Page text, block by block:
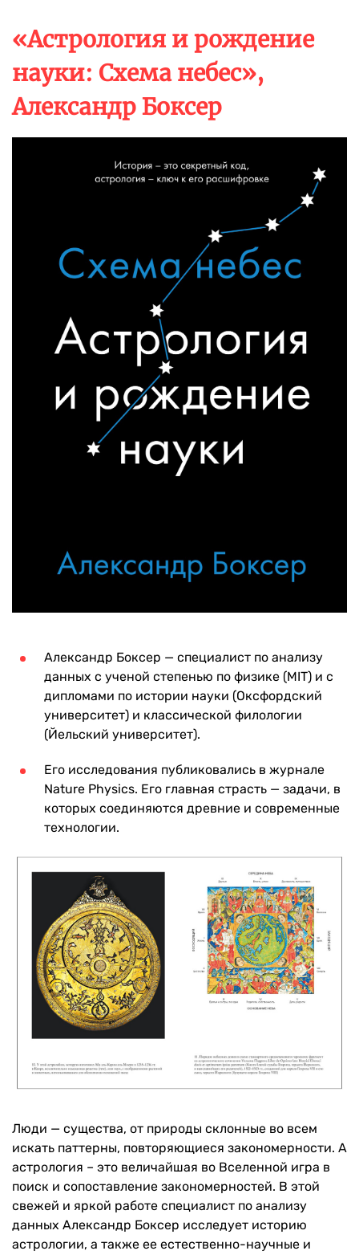
«Астрология и рождение
науки: Схема небес»,
Александр Боксер
Александр Боксер — специалист по анализу
данных с ученой степенью по физике (MIT) и с
дипломами по истории науки (Оксфордский
университет) и классической филологии
(Йельский университет).
Его исследования публиковались в журнале
Nature Physics. Его главная страсть — задачи, в
которых соединяются древние и современные
технологии.
Люди — существа, от природы склонные во всем
искать паттерны, повторяющиеся закономерности. А
астрология – это величайшая во Вселенной игра в
поиск и сопоставление закономерностей. В этой
свежей и яркой работе специалист по анализу
данных Александр Боксер исследует историю
астрологии, а также ее естественно-научные и